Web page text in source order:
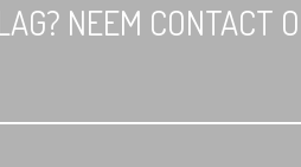
NEEM CONTACT